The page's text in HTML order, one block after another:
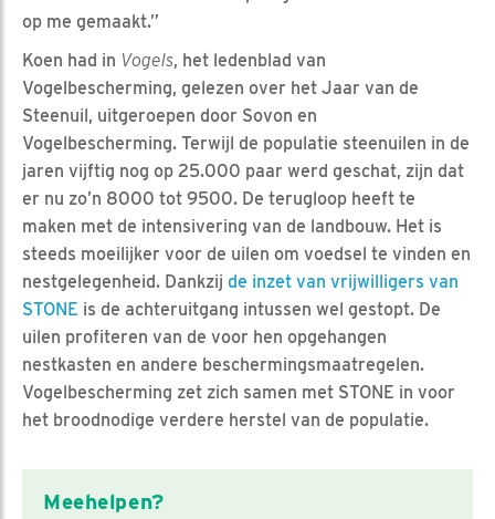
op me gemaakt.”
Koen had in Vogels, het ledenblad van
Vogelbescherming, gelezen over het Jaar van de
Steenuil, uitgeroepen door Sovon en
Vogelbescherming. Terwijl de populatie steenuilen in de
jaren vijftig nog op 25.000 paar werd geschat, zijn dat
er nu zo’n 8000 tot 9500. De terugloop heeft te
maken met de intensivering van de landbouw. Het is
steeds moeilijker voor de uilen om voedsel te vinden en
nestgelegenheid. Dankzij de inzet van vrijwilligers van
STONE is de achteruitgang intussen wel gestopt. De
uilen profiteren van de voor hen opgehangen
nestkasten en andere beschermingsmaatregelen.
Vogelbescherming zet zich samen met STONE in voor
het broodnodige verdere herstel van de populatie.
Meehelpen?